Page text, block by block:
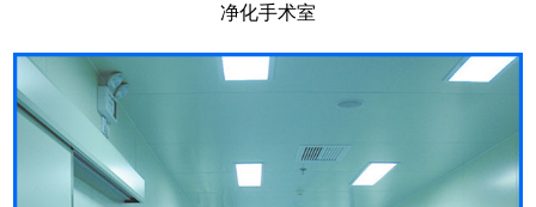
净化手术室